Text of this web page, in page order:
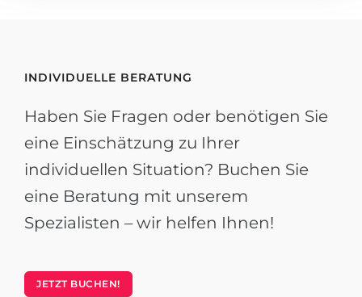
INDIVIDUELLE BERATUNG
Haben Sie Fragen oder benötigen Sie
eine Einschätzung zu Ihrer
individuellen Situation? Buchen Sie
eine Beratung mit unserem
Spezialisten – wir helfen Ihnen!
JETZT BUCHEN!